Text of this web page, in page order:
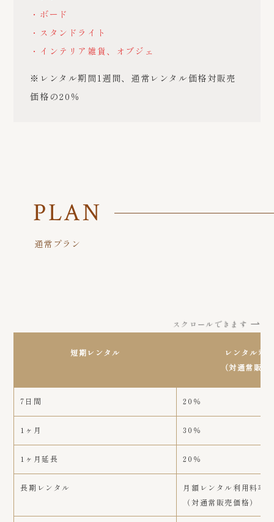
・ボード
・スタンドライト
・インテリア雑貨、オブジェ
※レンタル期間1週間、通常レンタル価格対販売
価格の20％
PLAN
通常プラン
スクロールできます
短期レンタル
レンタル利
（対通常販
7日間 20％
1ヶ月 30％
1ヶ月延長 20％
長期レンタル
月額レンタル利用料率
（対通常販売価格）